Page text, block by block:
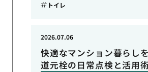
トイレ
快適なマンション暮らし
道元栓の日常点検と活用
2026.07.06